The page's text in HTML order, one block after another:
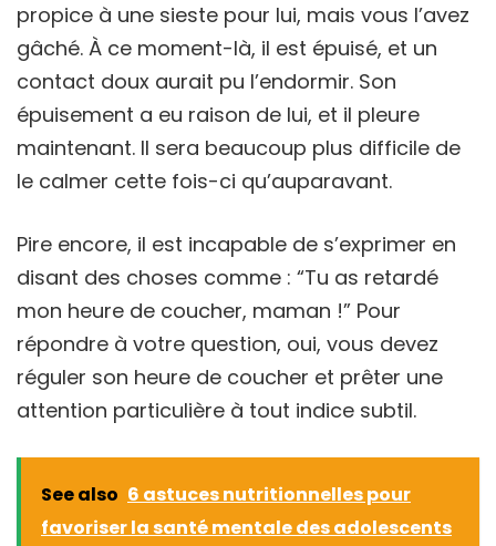
propice à une sieste pour lui, mais vous l’avez
gâché. À ce moment-là, il est épuisé, et un
contact doux aurait pu l’endormir. Son
épuisement a eu raison de lui, et il pleure
maintenant. Il sera beaucoup plus difficile de
le calmer cette fois-ci qu’auparavant.
Pire encore, il est incapable de s’exprimer en
disant des choses comme : “Tu as retardé
mon heure de coucher, maman !” Pour
répondre à votre question, oui, vous devez
réguler son heure de coucher et prêter une
attention particulière à tout indice subtil.
See also 6 astuces nutritionnelles pour
favoriser la santé mentale des adolescents